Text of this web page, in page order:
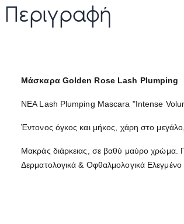
Περιγραφή
Μάσκαρα Golden Rose Lash Plumping
ΝΕΑ Lash Plumping Mascara "Intense
Έντονος όγκος και μήκος, χάρη στο
Μακράς διάρκειας, σε βαθύ μαύρο χρώμα.
Δερματολογικά & Οφθαλμολογικά